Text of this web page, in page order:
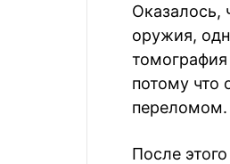
Оказалось,
оружия,
потому что
переломом.
После